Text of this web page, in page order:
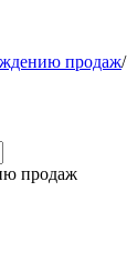
продаж/
продаж